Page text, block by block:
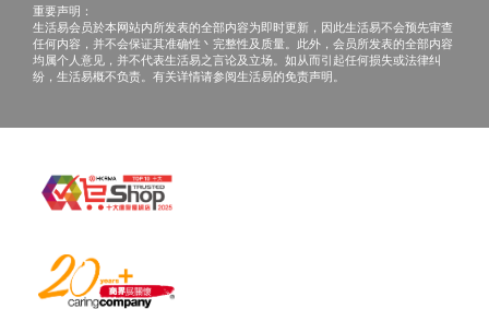
重要声明：
生活易会员於本网站内所发表的全部内容为即时更新，因此生活易不会预先审查
任何内容，并不会保证其准确性丶完整性及质量。此外，会员所发表的全部内容
均属个人意见，并不代表生活易之言论及立场。如从而引起任何损失或法律纠
纷，生活易概不负责。有关详情请参阅生活易的免责声明。